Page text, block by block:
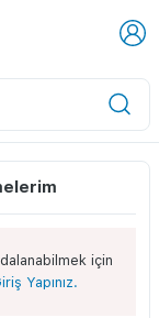
için
Yapınız.